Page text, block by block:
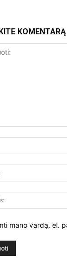
KOMENTARĄ
mano vardą, el.